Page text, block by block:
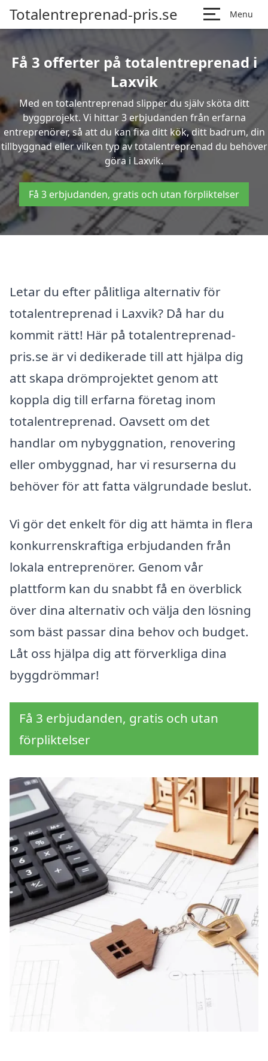
Totalentreprenad-pris.se Menu
Få 3 offerter på totalentreprenad i
Laxvik
Med en totalentreprenad slipper du själv sköta ditt
byggprojekt. Vi hittar 3 erbjudanden från erfarna
entreprenörer, så att du kan fixa ditt kök, ditt badrum, din
tillbyggnad eller vilken typ av totalentreprenad du behöver
göra i Laxvik.
Få 3 erbjudanden, gratis och utan förpliktelser
Letar du efter pålitliga alternativ för
totalentreprenad i Laxvik? Då har du
kommit rätt! Här på totalentreprenad-
pris.se är vi dedikerade till att hjälpa dig
att skapa drömprojektet genom att
koppla dig till erfarna företag inom
totalentreprenad. Oavsett om det
handlar om nybyggnation, renovering
eller ombyggnad, har vi resurserna du
behöver för att fatta välgrundade beslut.
Vi gör det enkelt för dig att hämta in flera
konkurrenskraftiga erbjudanden från
lokala entreprenörer. Genom vår
plattform kan du snabbt få en överblick
över dina alternativ och välja den lösning
som bäst passar dina behov och budget.
Låt oss hjälpa dig att förverkliga dina
byggdrömmar!
Få 3 erbjudanden, gratis och utan
förpliktelser